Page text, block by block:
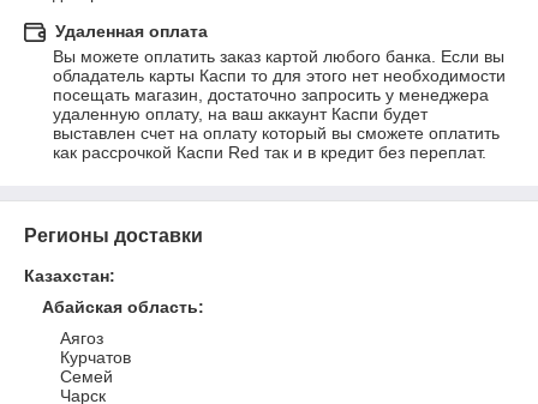
Удаленная оплата
Вы можете оплатить заказ картой любого банка. Если вы
обладатель карты Каспи то для этого нет необходимости
посещать магазин, достаточно запросить у менеджера
удаленную оплату, на ваш аккаунт Каспи будет
выставлен счет на оплату который вы сможете оплатить
как рассрочкой Каспи Red так и в кредит без переплат.
Регионы доставки
Казахстан:
Абайская область:
Аягоз
Курчатов
Семей
Чарск